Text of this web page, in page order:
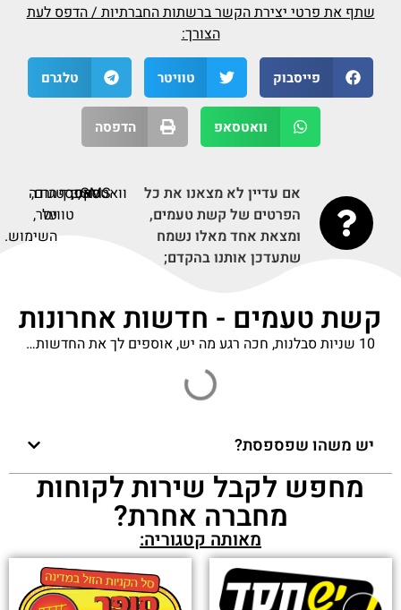
שתף את פרטי יצירת הקשר ברשתות החברתיות / הדפס לעת
הצורך:
פייסבוק טוויטר טלגרם
וואטסאפ הדפסה
אם עדיין לא מצאנו את כל
הפרטים של קשת טעמים,
ומצאת אחד מאלו נשמח
שתעדכן אותנו בהקדם;
וואטסאפ,
SMS,
פקס,
אינסטגרם,
דף
טוויטר,
תודה
על
השימוש.
קשת טעמים - חדשות אחרונות
10 שניות סבלנות, חכה רגע מה יש, אוספים לך את החדשות…
יש משהו שפספסת?
מחפש לקבל שירות לקוחות
מחברה אחרת?
מאותה קטגוריה: